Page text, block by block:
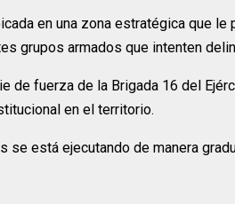
en una zona estratégica que
grupos armados que intenten
de fuerza de la Brigada 16 del
en el territorio.
se está ejecutando de manera